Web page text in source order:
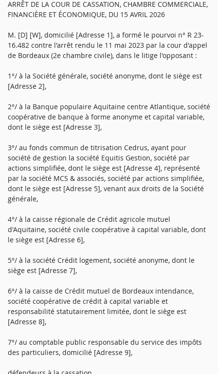
ARRÊT DE LA COUR DE CASSATION, CHAMBRE COMMERCIALE,
FINANCIÈRE ET ÉCONOMIQUE, DU 15 AVRIL 2026
M. [D] [W], domicilié [Adresse 1], a formé le pourvoi n° R 23-
16.482 contre l'arrêt rendu le 11 mai 2023 par la cour d'appel
de Bordeaux (2e chambre civile), dans le litige l'opposant :
1°/ à la Société générale, société anonyme, dont le siège est
[Adresse 2],
2°/ à la Banque populaire Aquitaine centre Atlantique, société
coopérative de banque à forme anonyme et capital variable,
dont le siège est [Adresse 3],
3°/ au fonds commun de titrisation Cedrus, ayant pour
société de gestion la société Equitis Gestion, société par
actions simplifiée, dont le siège est [Adresse 4], représenté
par la société MCS & associés, société par actions simplifiée,
dont le siège est [Adresse 5], venant aux droits de la Société
générale,
4°/ à la caisse régionale de Crédit agricole mutuel
d'Aquitaine, société civile coopérative à capital variable, dont
le siège est [Adresse 6],
5°/ à la société Crédit logement, société anonyme, dont le
siège est [Adresse 7],
6°/ à la caisse de Crédit mutuel de Bordeaux intendance,
société coopérative de crédit à capital variable et
responsabilité statutairement limitée, dont le siège est
[Adresse 8],
7°/ au comptable public responsable du service des impôts
des particuliers, domicilié [Adresse 9],